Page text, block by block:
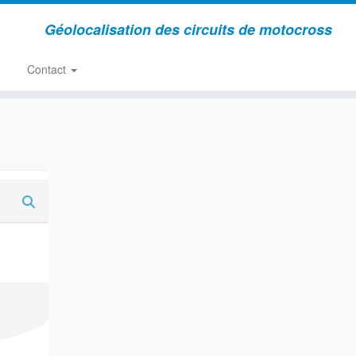
Géolocalisation des circuits de motocross
Contact